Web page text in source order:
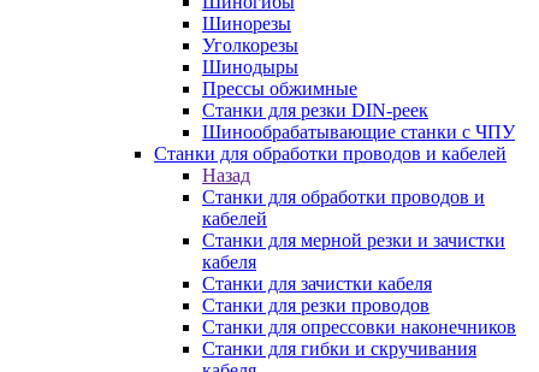
Шинорезы
Уголкорезы
Шинодыры
Прессы обжимные
Станки для резки DIN-реек
Шинообрабатывающие станки с ЧПУ
Станки для обработки проводов и кабелей
Назад
Станки для обработки проводов и
кабелей
Станки для мерной резки и зачистки
кабеля
Станки для зачистки кабеля
Станки для резки проводов
Станки для опрессовки наконечников
Станки для гибки и скручивания